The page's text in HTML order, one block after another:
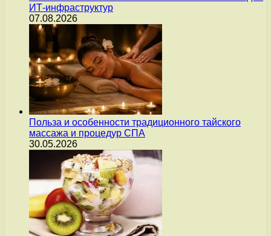
ИТ-инфраструктур
07.08.2026
Польза и особенности традиционного тайского
массажа и процедур СПА
30.05.2026